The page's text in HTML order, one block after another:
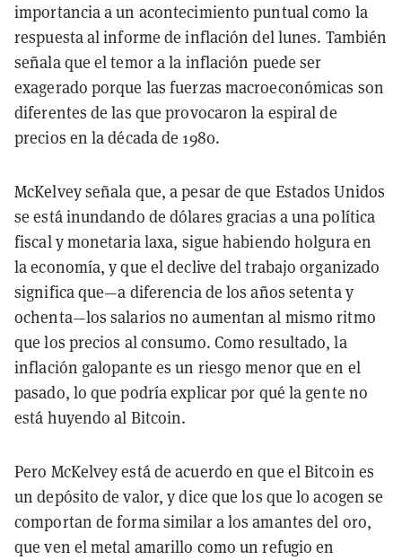
importancia a un acontecimiento puntual como la
respuesta al informe de inflación del lunes. También
señala que el temor a la inflación puede ser
exagerado porque las fuerzas macroeconómicas son
diferentes de las que provocaron la espiral de
precios en la década de 1980.
McKelvey señala que, a pesar de que Estados Unidos
se está inundando de dólares gracias a una política
fiscal y monetaria laxa, sigue habiendo holgura en
la economía, y que el declive del trabajo organizado
significa que—a diferencia de los años setenta y
ochenta—los salarios no aumentan al mismo ritmo
que los precios al consumo. Como resultado, la
inflación galopante es un riesgo menor que en el
pasado, lo que podría explicar por qué la gente no
está huyendo al Bitcoin.
Pero McKelvey está de acuerdo en que el Bitcoin es
un depósito de valor, y dice que los que lo acogen se
comportan de forma similar a los amantes del oro,
que ven el metal amarillo como un refugio en